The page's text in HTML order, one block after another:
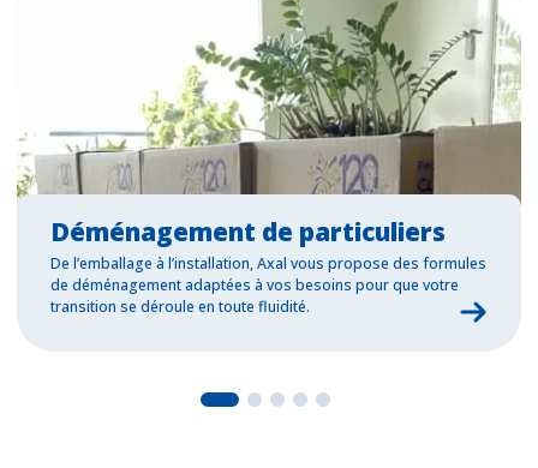
Déménagement de particuliers
De l’emballage à l’installation, Axal vous propose des formules
de déménagement adaptées à vos besoins pour que votre
transition se déroule en toute fluidité.